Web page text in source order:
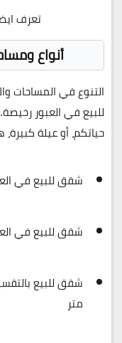
تعرف
أنواع
التنوع في المساحات
للبيع في العبور
حياتكم، أو عيلة
شقق للبيع في
شقق للبيع في
شقق للبيع بالتقسيط
متر